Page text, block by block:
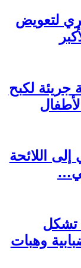
لتعويض
جريئة لكبح
اللائحة
تشكل
وهبات